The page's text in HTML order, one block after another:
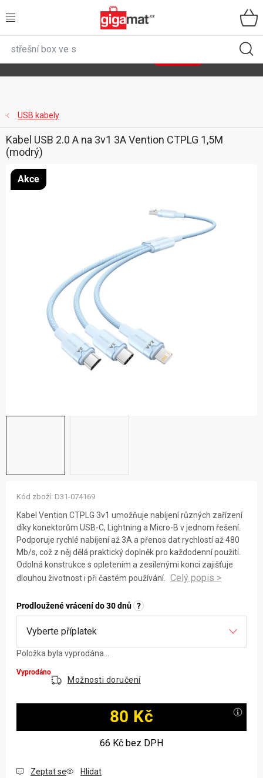
na
VŠECHNY KATEGORIE
ZAHRADA
DÍLNA
ÚLOŽNÉ BOXY
12 důvodů proč Gigamat Možnosti dopravy
USB kabely
Kabel Vention CTPLG 3v1 umožňuje nabíjení různých zařízení
díky konektorům USB-C, Lightning a Micro-B v jednom řešení.
Podporuje rychlé nabíjení až 3A a přenos dat rychlostí až 480
Mb/s, což z něj dělá praktický doplněk pro každodenní použití.
Odolná konstrukce s opletením a zesílenými konci zajišťuje
dlouhou životnost i při častém používání.
Prodloužené vrácení do 30 dnů ?
Položka byla vyprodána…
Vyprodáno
Možnosti doručení
80 Kč
66 Kč bez DPH
Kód zboží: D31-074169
Zeptat se Hlídat
Kabel USB 2.0 A na 3v1 3A Vention CTPLG 1,5M
(modrý)
Akce